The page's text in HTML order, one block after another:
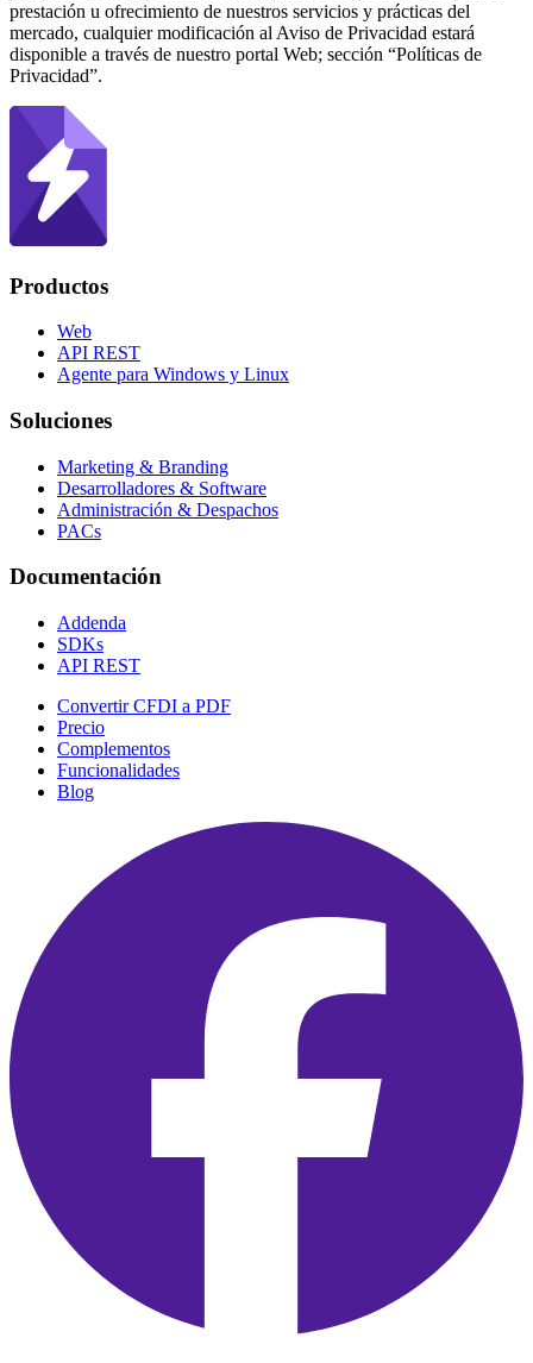
prestación u ofrecimiento de nuestros servicios y prácticas del
mercado, cualquier modificación al Aviso de Privacidad estará
disponible a través de nuestro portal Web; sección “Políticas de
Privacidad”.
Productos
Web
API REST
Agente para Windows y Linux
Soluciones
Marketing & Branding
Desarrolladores & Software
Administración & Despachos
PACs
Documentación
Addenda
SDKs
API REST
Convertir CFDI a PDF
Precio
Complementos
Funcionalidades
Blog